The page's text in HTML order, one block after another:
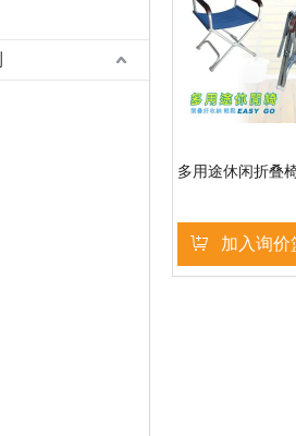
多用途休闲折叠
加入询价